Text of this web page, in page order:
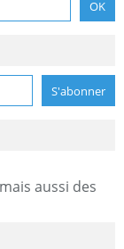
aussi des